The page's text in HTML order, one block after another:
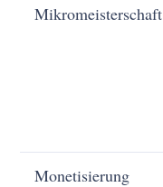
Mikromeisterschaft
Monetisierung